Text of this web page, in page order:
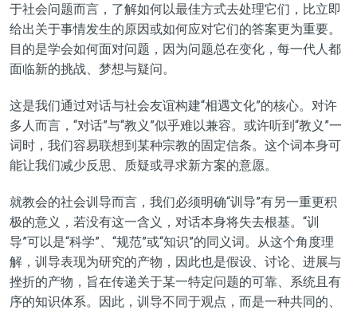
于社会问题而言，了解如何以最佳方式去处理它们 ， 比立即
给出关于事情发生的原因或如何应对它们的答案更为重要。
目的是学会如何面对问题，因为问题总在变化，每一代人都
面临新的挑战、梦想与疑问。
这是我们通过对话与社会友谊构建“相遇文化”的核心。对许
多人而言， “对话”与“教义 ”似乎难以兼容。或许听到“教义 ”一
词时，我们容易联想到某种宗教的固定信条。这个词本身可
能让我们减少反思、质疑或寻求新方案的意愿。
就教会的社会训导而言，我们必须明确“训导”有另一重更积
极的意义，若没有这一含义 ，对话本身将失去根基。 “训
导”可以是“科学”、 “规范”或“知识”的同义词。 从这个角度理
解， 训导表现为研究的产物，因此也是假设、讨论、进展与
挫折的产物 ，旨在传递关于某一特定问题的可靠、系统且有
序的知识体系。因此， 训导不同于观点，而是一种共同的